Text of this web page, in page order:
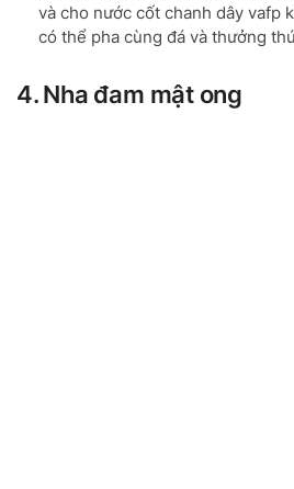
và cho nước cốt chanh dây vafp
có thể pha cùng đá và thưởng
4. Nha đam mật ong